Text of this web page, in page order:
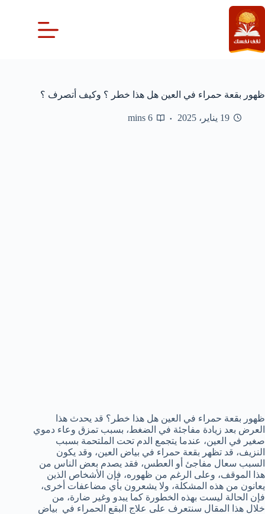
التجاوز
إلى
المحتوى
ظهور بقعة حمراء في العين هل هذا خطر ؟ وكيف أتصرف ؟
19 يناير، 2025 6 mins
ظهور بقعة حمراء في العين هل هذا خطر؟ قد يحدث هذا
العرض بعد زيادة مفاجئة في الضغط، بسبب تمزق وعاء دموي
صغير في العين، عندما يتجمع الدم تحت الملتحمة بسبب
النزيف، قد تظهر بقعة حمراء في بياض العين، وقد يكون
السبب سعال مفاجئ أو العطس، فقد يصدم بعض الناس من
هذا الموقف، وعلى الرغم من ظهوره، فإن الأشخاص الذين
يعانون من هذه المشكلة، ولا يشعرون بأي مضاعفات أخرى،
فإن الحالة ليست بهذه الخطورة كما يبدو وغير ضارة، من
خلال هذا المقال سنتعرف على علاج البقع الحمراء في بياض